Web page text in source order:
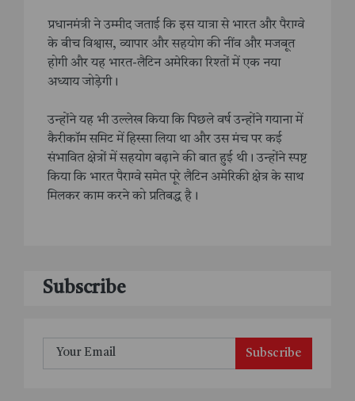
प्रधानमंत्री ने उम्मीद जताई कि इस यात्रा से भारत और पैराग्वे
के बीच विश्वास, व्यापार और सहयोग की नींव और मजबूत
होगी और यह भारत-लैटिन अमेरिका रिश्तों में एक नया
अध्याय जोड़ेगी।
उन्होंने यह भी उल्लेख किया कि पिछले वर्ष उन्होंने गयाना में
कैरीकॉम समिट में हिस्सा लिया था और उस मंच पर कई
संभावित क्षेत्रों में सहयोग बढ़ाने की बात हुई थी। उन्होंने स्पष्ट
किया कि भारत पैराग्वे समेत पूरे लैटिन अमेरिकी क्षेत्र के साथ
मिलकर काम करने को प्रतिबद्ध है।
Subscribe
Subscribe